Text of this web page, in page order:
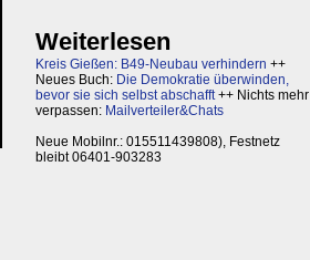
Weiterlesen
Kreis Gießen: B49-Neubau verhindern ++
Neues Buch: Die Demokratie überwinden,
bevor sie sich selbst abschafft++ Nichts mehr
verpassen: Mailverteiler&Chats
Neue Mobilnr.: 015511439808), Festnetz
bleibt 06401-903283